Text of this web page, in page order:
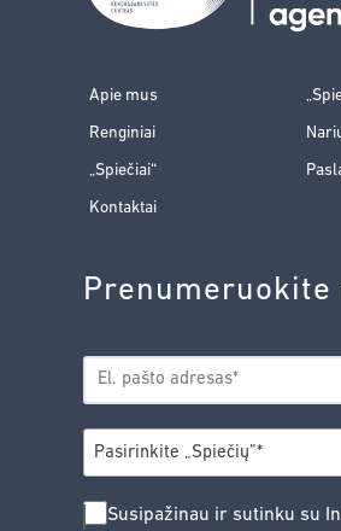
Apie mus
Renginiai
„Spiečiai“
Kontaktai
Prenumeruokite
EL.
PAŠTAS*
MIESTAS*
Pasirinkite „Spiečių”*
SUSIPAŽINAU
Susipažinau ir sutinku su